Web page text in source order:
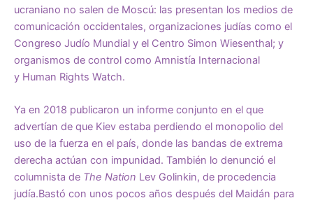
ucraniano no salen de Moscú: las presentan los medios de
comunicación occidentales, organizaciones judías como el
Congreso Judío Mundial y el Centro Simon Wiesenthal; y
organismos de control como Amnistía Internacional
y Human Rights Watch.
Ya en 2018 publicaron un informe conjunto en el que
advertían de que Kiev estaba perdiendo el monopolio del
uso de la fuerza en el país, donde las bandas de extrema
derecha actúan con impunidad. También lo denunció el
columnista de The Nation Lev Golinkin, de procedencia
judía.Bastó con unos pocos años después del Maidán para